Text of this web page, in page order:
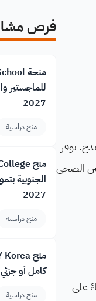
توفر
والتأمين الصحي
بناءً على
فرص
للماجستير
2027
منح دراسية
الجنوبية
2027
منح دراسية
كامل أو جزئي
منح دراسية